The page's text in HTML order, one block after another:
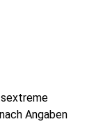
Angaben